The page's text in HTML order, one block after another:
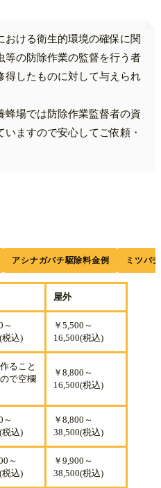
おける衛生的環境の確保に関
等の防除作業の監督を行う者
得したものに対して与えられ
蜂場では防除作業監督者の資
ますので安心してご依頼・
アシナガバチ駆除料金例 ミツバ
屋外
～
税込)
￥5,500～
16,500(税込)
ること
で空欄
￥8,800～
16,500(税込)
～
税込)
￥8,800～
38,500(税込)
～
税込)
￥9,900～
38,500(税込)